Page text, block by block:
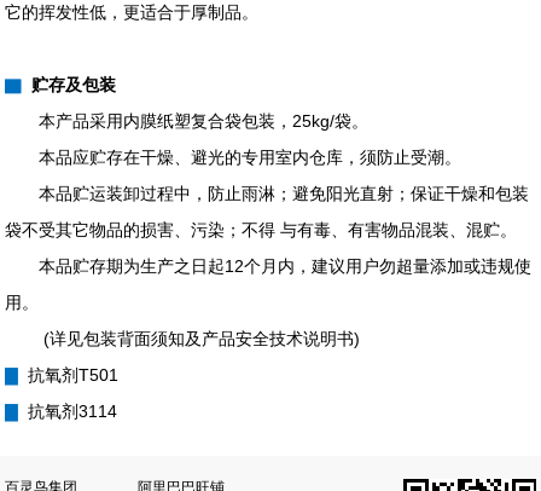
它的挥发性低，更适合于厚制品。
▇ 贮存及包装
本产品采用内膜纸塑复合袋包装，25kg/袋。
本品应贮存在干燥、避光的专用室内仓库，须防止受潮。
本品贮运装卸过程中，防止雨淋；避免阳光直射；保证干燥和包装
袋不受其它物品的损害、污染；不得 与有毒、有害物品混装、混贮。
本品贮存期为生产之日起12个月内，建议用户勿超量添加或违规使
用。
(详见包装背面须知及产品安全技术说明书)
▇抗氧剂T501
▇抗氧剂3114
百灵鸟集团 阿里巴巴旺铺